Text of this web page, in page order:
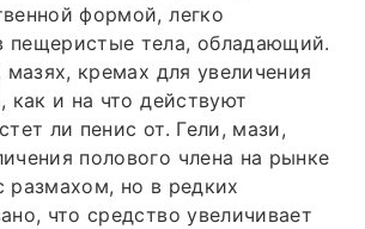
формой, легко
пещеристые тела, обладающий.
мазях, кремах для увеличения
как и на что действуют
ли пенис от. Гели, мази,
полового члена на рынке
размахом, но в редких
что средство увеличивает